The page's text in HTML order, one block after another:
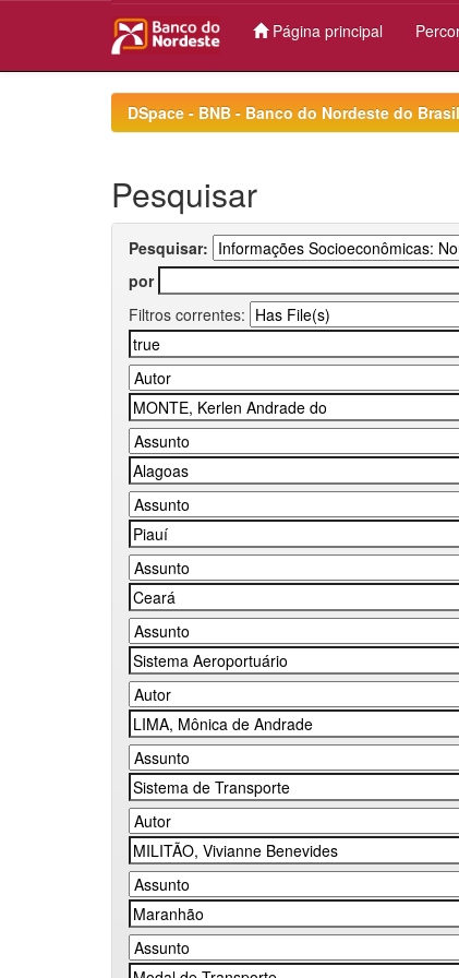
Página principal
DSpace - BNB - Banco do Nordeste do Brasil
Pesquisar
Pesquisar:
por
Filtros correntes: